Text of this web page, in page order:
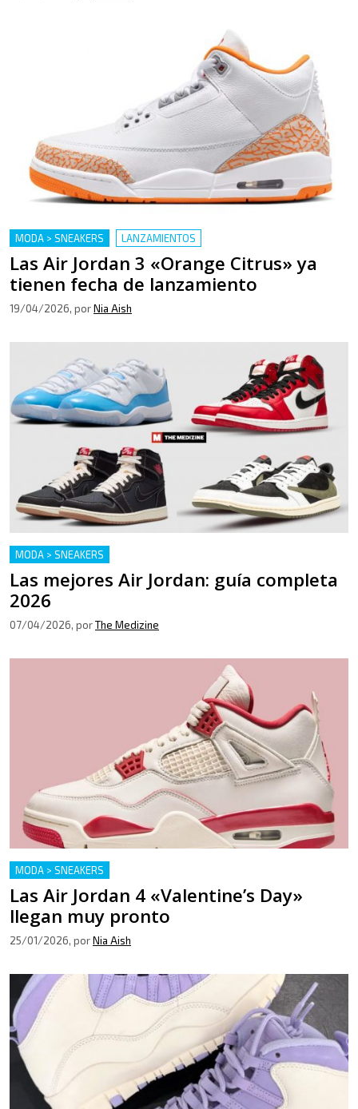
MODA > SNEAKERS LANZAMIENTOS
Las Air Jordan 3 «Orange Citrus» ya
tienen fecha de lanzamiento
19/04/2026, porNia Aish
MODA > SNEAKERS
Las mejores Air Jordan: guía completa
2026
07/04/2026, porThe Medizine
MODA > SNEAKERS
Las Air Jordan 4 «Valentine’s Day»
llegan muy pronto
25/01/2026, porNia Aish